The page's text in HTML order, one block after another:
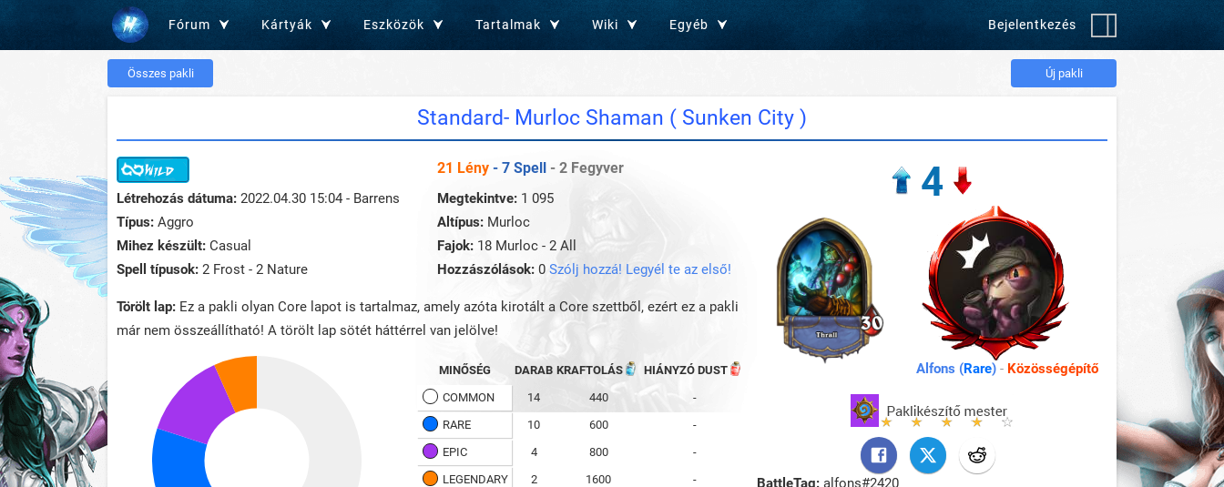
Fórum Kártyák Eszközök Tartalmak Wiki Egyéb Bejelentkezés
Összes pakli Új pakli
Standard- Murloc Shaman ( Sunken City )
21 Lény - 7 Spell- 2 Fegyver
Létrehozás dátuma: 2022.04.30 15:04 - Barrens Megtekintve:1 095
Típus: Aggro Altípus: Murloc
Mihez készült: Casual Fajok:18 Murloc - 2 All
Spell típusok: 2 Frost - 2 Nature Hozzászólások:0 Szólj hozzá! Legyél te az első!
Törölt lap: Ez a pakli olyan Core lapot is tartalmaz, amely azóta kirotált a Core szettből, ezért ez a pakli
már nem összeállítható! A törölt lap sötét háttérrel van jelölve!
MINŐSÉG DARAB KRAFTOLÁS
HIÁNYZÓ DUST
COMMON
14 440
-
RARE
10 600
-
EPIC
4 800
-
LEGENDARY
2 1600
-
4
Alfons (Rare) - Közösségépítő
BattleTag: alfons#2420